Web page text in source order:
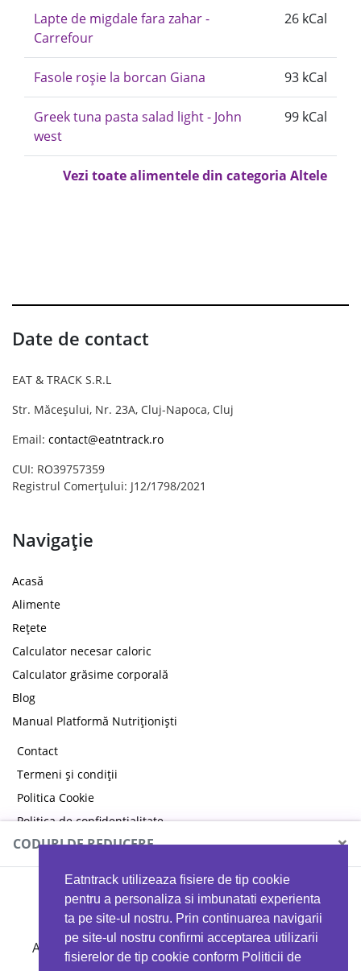
Eatntrack utilizeaza fisiere de tip cookie
pentru a personaliza si imbunatati experienta
ta pe site-ul nostru. Prin continuarea navigarii
pe site-ul nostru confirmi acceptarea utilizarii
fisierelor de tip cookie conform Politicii de
Lapte de migdale fara zahar -
Carrefour
26 kCal
Fasole roșie la borcan Giana 93 kCal
Greek tuna pasta salad light - John
west
99 kCal
Vezi toate alimentele din categoria Altele
Date de contact
EAT & TRACK S.R.L
Str. Măceșului, Nr. 23A, Cluj-Napoca, Cluj
Email: contact@eatntrack.ro
CUI: RO39757359
Registrul Comerțului: J12/1798/2021
Navigație
Acasă
Alimente
Rețete
Calculator necesar caloric
Calculator grăsime corporală
Blog
Manual Platformă Nutriționiști
Contact
Termeni și condiții
Politica Cookie
Politica de confidențialitate
CODURI DE REDUCERE ×
MYPROTEIN
Ai 40%reducere la orice comandă folosind codul
EATTRACK